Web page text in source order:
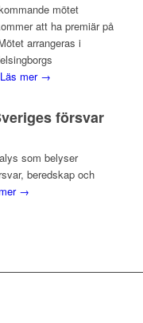
mötet
att ha premiär på
arrangeras i
Läs mer →
försvar
som belyser
beredskap och
→